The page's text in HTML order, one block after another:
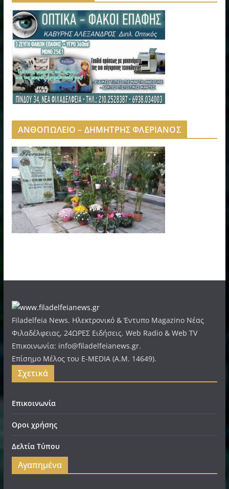
ΑΝΘΟΠΩΛΕΙΟ – ΔΗΜΗΤΡΗΣ ΦΛΕΡΙΑΝΟΣ
Filadelfeia News. Ηλεκτρονικό & Έντυπο Magazino Νέας
Φιλαδέλφειας, 24ΩΡΕΣ Ειδήσεις. Web Radio & Web TV
Επικοινωνία: info@filadelfeianews.gr.
Επίσημο Μέλος του E-MEDIA (A.M. 14649).
Σχετικά
Επικοινωνία
Οροι χρήσης
Δελτία Τύπου
Αγαπημένα